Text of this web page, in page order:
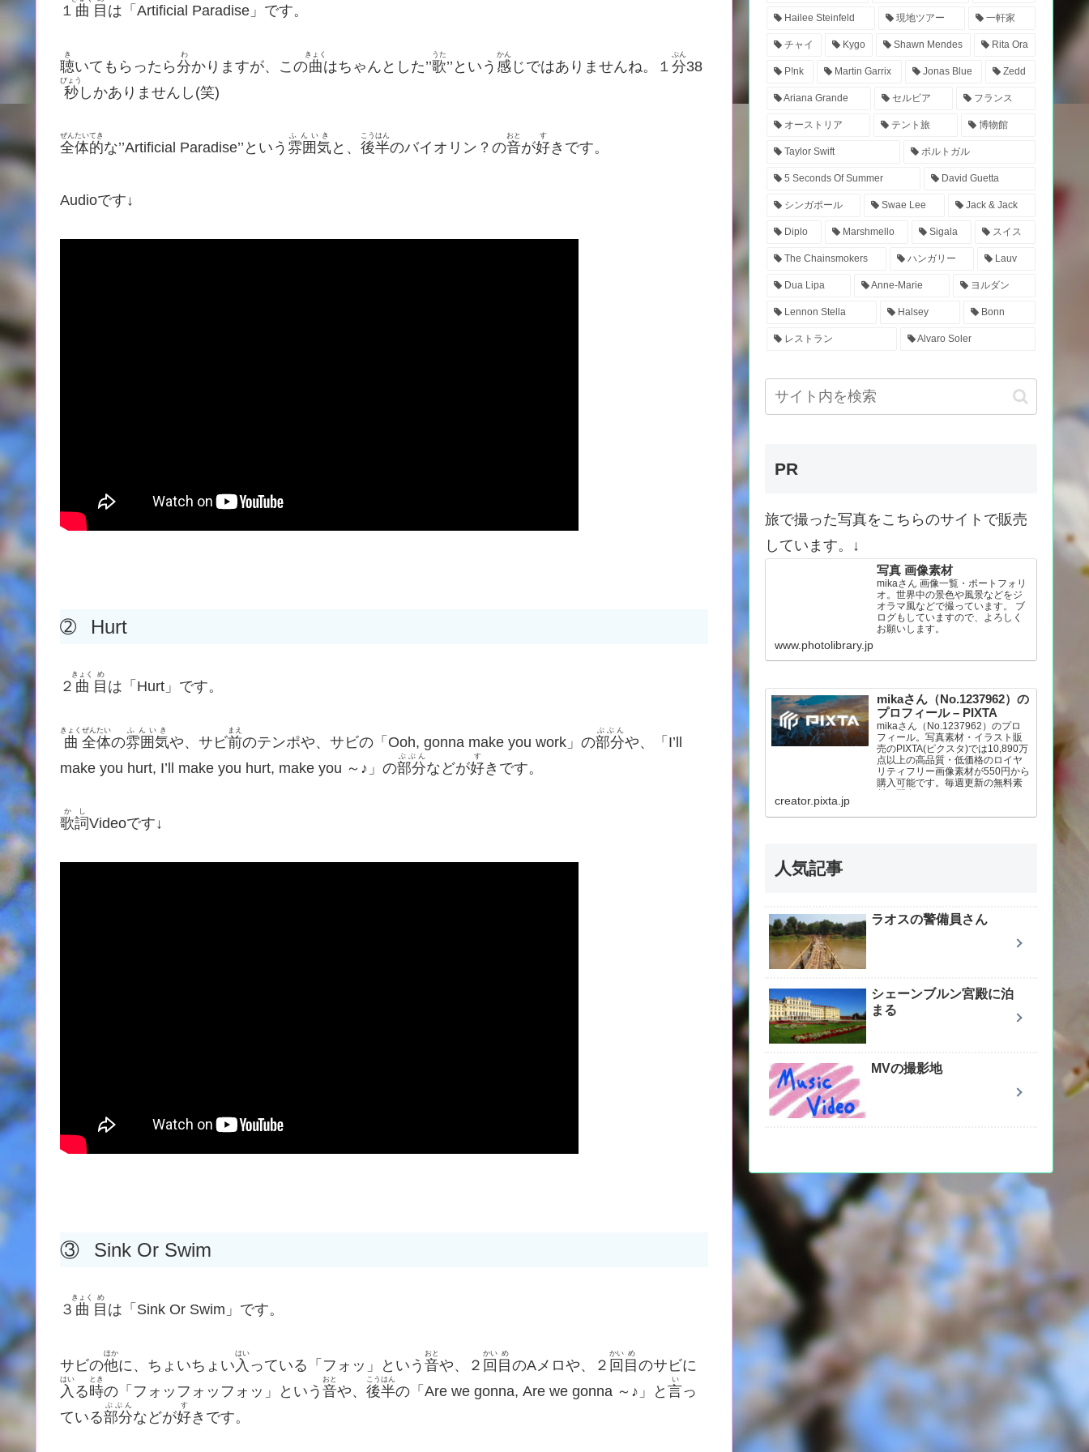
１ 曲 目 は「Artificial Paradise」です。
聴
き
いてもらったら分
わ
かりますが、この曲
きょく
はちゃんとした’’歌
うた
’’という 感
かん
じではありませんね。１ 分
ぷん
38
秒
びょう
しかありませんし(笑)
全体的
ぜんたいてき
な’’Artificial Paradise’’という 雰囲気
ふんいき
と、 後半
こうはん
のバイオリン？の音
おと
が好
す
きです。
Audioです↓
➁ Hurt
２ 曲
きょく
目
め
は「Hurt」です。
曲
きょく
全体
ぜんたい
の雰囲気
ふんいき
や、サビ前
まえ
のテンポや、サビの「Ooh, gonna make you work」の部分
ぶぶん
や、「I’ll
make you hurt, I’ll make you hurt, make you ～♪」の部分
ぶぶん
などが好
す
きです。
歌詞
かし
Videoです↓
③ Sink Or Swim
３ 曲
きょく
目
め
は「Sink Or Swim」です。
サビの他
ほか
に、ちょいちょい 入
はい
っている「フォッ」という 音
おと
や、２ 回
かい
目
め
のAメロや、２ 回
かい
目
め
のサビに
入
はい
る時
とき
の「フォッフォッフォッ」という 音
おと
や、 後半
こうはん
の「Are we gonna, Are we gonna ～♪」と 言
い
っ
ている部分
ぶぶん
などが好
す
きです。
Hailee Steinfeld 現地ツアー 一軒家
チャイ Kygo Shawn Mendes Rita Ora
P!nk Martin Garrix Jonas Blue Zedd
Ariana Grande セルビア フランス
オーストリア テント旅 博物館
Taylor Swift ポルトガル
5 Seconds Of Summer David Guetta
シンガポール Swae Lee Jack & Jack
Diplo Marshmello Sigala スイス
The Chainsmokers ハンガリー Lauv
Dua Lipa Anne-Marie ヨルダン
Lennon Stella Halsey Bonn
レストラン Alvaro Soler
PR
旅で撮った写真をこちらのサイトで販売
しています。↓
写真 画像素材
mikaさん 画像一覧・ポートフォリ
オ。世界中の景色や風景などをジ
オラマ風などで撮っています。 ブ
ログもしていますので、よろしく
お願いします。
www.photolibrary.jp
mikaさん（No.1237962）の
プロフィール – PIXTA
mikaさん（No.1237962）のプロ
フィール。写真素材・イラスト販
売のPIXTA(ピクスタ)では10,890万
点以上の高品質・低価格のロイヤ
リティフリー画像素材が550円から
購入可能です。毎週更新の無料素
creator.pixta.jp
人気記事
ラオスの警備員さん
シェーンブルン宮殿に泊
まる
MVの撮影地